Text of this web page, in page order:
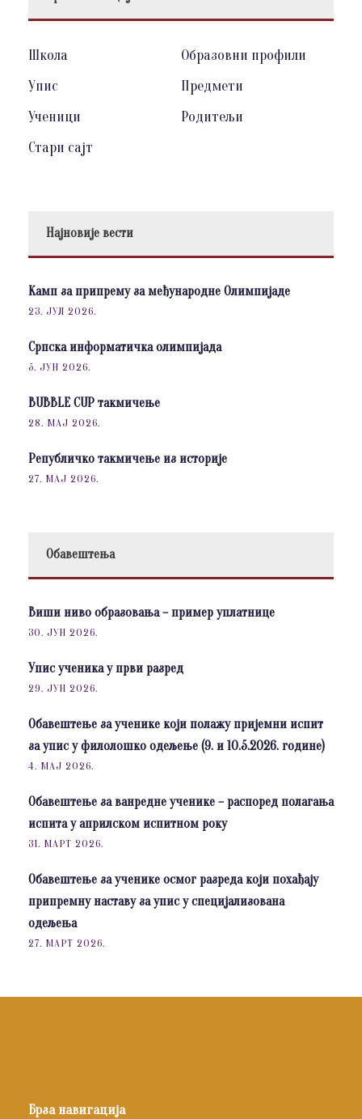
Школа
Образовни профили
Упис
Предмети
Ученици
Родитељи
Стари сајт
Најновије вести
Камп за припрему за међународне Олимпијаде
23. ЈУЛ 2026.
Српска информатичка олимпијада
5. ЈУН 2026.
BUBBLE CUP такмичење
28. МАЈ 2026.
Републичко такмичење из историје
27. МАЈ 2026.
Обавештења
Виши ниво образовања – пример уплатнице
30. ЈУН 2026.
Упис ученика у први разред
29. ЈУН 2026.
Обавештење за ученике који полажу пријемни испит
за упис у филолошко одељење (9. и 10.5.2026. године)
4. МАЈ 2026.
Обавештење за ванредне ученике – распоред полагања
испита у априлском испитном року
31. МАРТ 2026.
Обавештење за ученике осмог разреда који похађају
припремну наставу за упис у специјализована
одељења
27. МАРТ 2026.
Брза навигација